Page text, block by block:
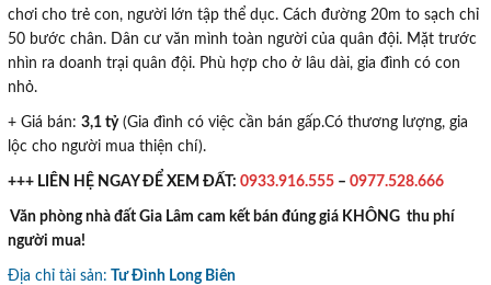
chơi cho trẻ con, người lớn tập thể dục. Cách đường 20m to sạch chỉ
50 bước chân. Dân cư văn mình toàn người của quân đội. Mặt trước
nhìn ra doanh trại quân đội. Phù hợp cho ở lâu dài, gia đình có con
nhỏ.
+ Giá bán: 3,1 tỷ(Gia đình có việc cần bán gấp.Có thương lượng, gia
lộc cho người mua thiện chí).
+++ LIÊN HỆ NGAY ĐỂ XEM ĐẤT: 0933.916.555 – 0977.528.666
Văn phòng nhà đất Gia Lâm cam kết bán đúng giá KHÔNG thu phí
người mua!
Địa chỉ tài sản: Tư Đình Long Biên